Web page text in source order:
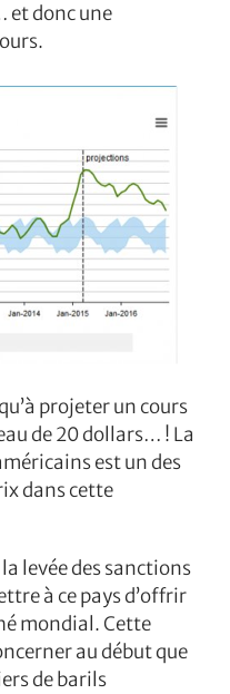
et donc une
projeter un cours
de 20 dollars… ! La
est un des
dans cette
levée des sanctions
à ce pays d’offrir
mondial. Cette
au début que
de barils